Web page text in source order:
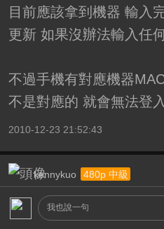
目前應該拿到機器 輸入
更新 如果沒辦法輸入任
不過手機有對應機器
不是對應的 就會無法登入
2010-12-23 21:52:43
kennykuo 480p 中級
引用: 真是奇怪的規定，我
我也說一句